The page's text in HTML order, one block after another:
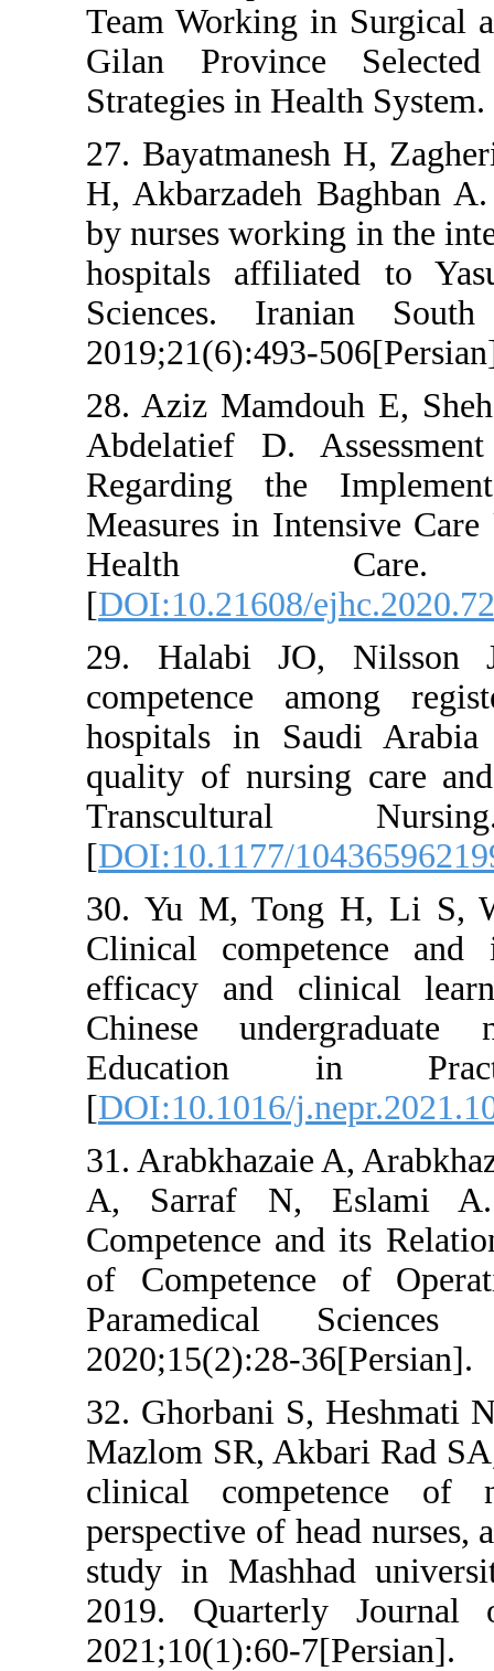
Team Working
Gilan
Strategies in
27.
H, Akbarzadeh
by nurses
hospitals
Sciences.
2019;21(6):493-
28. Aziz
Abdelatief D.
Regarding
Measures in
Health
[DOI:10.21608/
29. Halabi
competence
hospitals in
quality of
[DOI:10.1177/
30. Yu M,
Clinical
efficacy and
Chinese
Education
[DOI:10.1016/
31. Arabkhazaie
A, Sarraf N,
Competence
of
Paramedical
2020;15(2):28-
32. Ghorbani S,
Mazlom SR,
clinical
perspective of
study in
2019.
2021;10(1):60-